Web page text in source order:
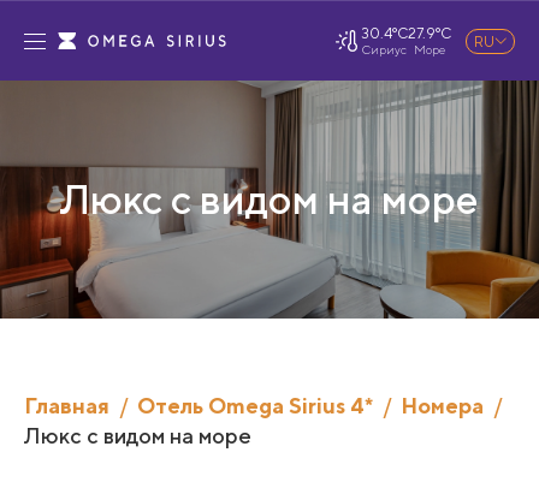
30.4°C
Сириус
27.9°C
Море RU
Люкс с видом на море
Главная Отель Omega Sirius 4*
Номера
Люкс с видом на море